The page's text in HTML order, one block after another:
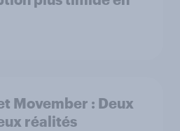
Movember : Deux
réalités